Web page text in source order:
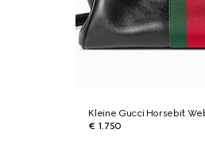
Kleine Gucci Horsebit
€ 1.750